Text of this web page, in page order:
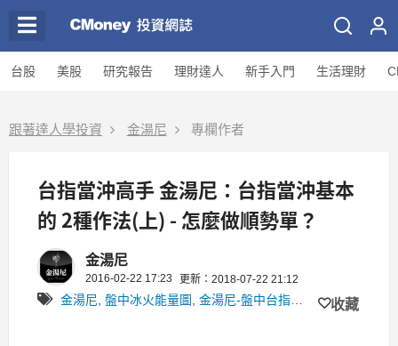
台股 美股 研究報告 理財達人 新手入門 生活理財
跟著達人學投資 金湯尼 專欄作者
台指當沖高手 金湯尼：台指當沖基本
的 2種作法(上) - 怎麼做順勢單？
金湯尼
2016-02-22 17:23 更新：2018-07-22 21:12
金湯尼 盤中冰火能量圖 金湯尼-盤中台指趨勢雷達 ,馬恆錚
收藏